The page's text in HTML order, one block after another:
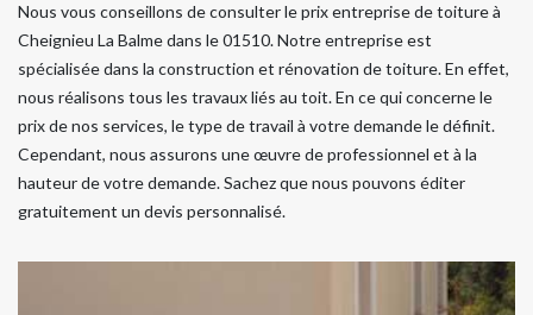
Nous vous conseillons de consulter le prix entreprise de toiture à
Cheignieu La Balme dans le 01510. Notre entreprise est
spécialisée dans la construction et rénovation de toiture. En effet,
nous réalisons tous les travaux liés au toit. En ce qui concerne le
prix de nos services, le type de travail à votre demande le définit.
Cependant, nous assurons une œuvre de professionnel et à la
hauteur de votre demande. Sachez que nous pouvons éditer
gratuitement un devis personnalisé.